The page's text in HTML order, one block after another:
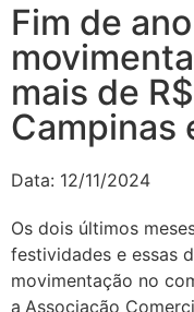
Fim de
mais de
Campinas
Data: 12/11/2024
Os dois últimos
festividades e essas
movimentação no
a Associação